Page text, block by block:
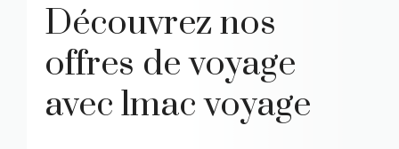
Découvrez nos
offres de voyage
avec lmac voyage